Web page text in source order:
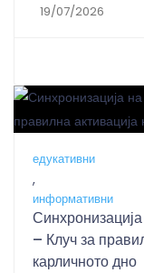
19/07/2026
едукативни
,
информативни
– Клуч за
карличното дно